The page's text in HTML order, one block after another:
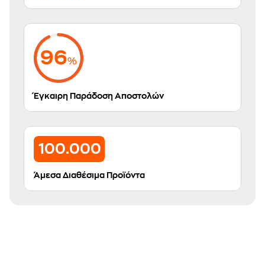
96%
Έγκαιρη Παράδοση Αποστολών
100.000
Άμεσα Διαθέσιμα Προϊόντα